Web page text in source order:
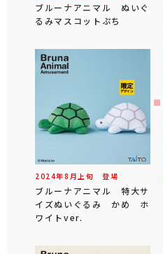
ブルーナアニマル ぬいぐ
るみマスコットぷち
2024年8 月 上旬 登場
ブルーナアニマル 特大サ
イズぬいぐるみ かめ ホ
ワイトver.